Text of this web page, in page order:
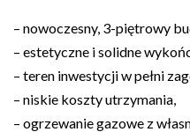
– nowoczesny, 3-piętrowy
– estetyczne i solidne
– teren inwestycji w pełni
– niskie koszty utrzymania,
– ogrzewanie gazowe z